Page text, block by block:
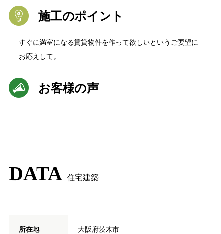
施工のポイント
すぐに満室になる賃貸物件を作って欲しいというご要望に
お応えして。
お客様の声
DATA 住宅建築
所在地 大阪府茨木市